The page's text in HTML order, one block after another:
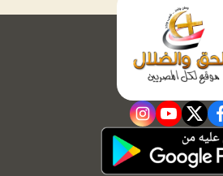
facebook
twitter
youtube
instagram